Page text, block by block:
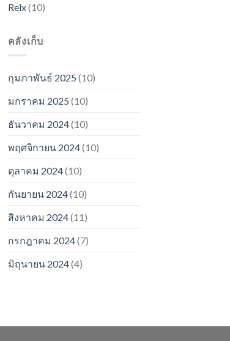
Relx(10)
คลังเก็บ
กุมภาพันธ์ 2025 (10)
มกราคม 2025 (10)
ธันวาคม 2024(10)
พฤศจิกายน 2024(10)
ตุลาคม 2024(10)
กันยายน 2024(10)
สิงหาคม 2024(11)
กรกฎาคม 2024(7)
มิถุนายน 2024(4)